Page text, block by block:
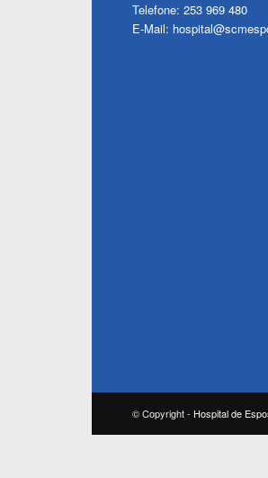
Telefone: 253 969 480
E-Mail:
© Copyright - Hospital de